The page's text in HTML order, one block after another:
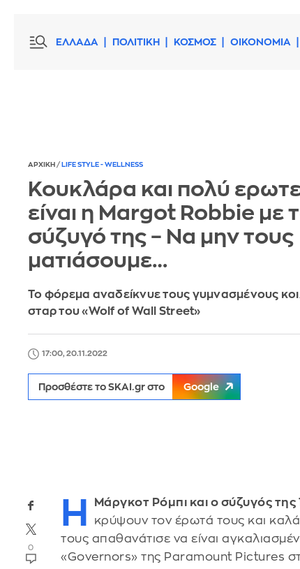
ΕΛΛΑΔΑ ΠΟΛΙΤΙΚΗ ΚΟΣΜΟΣ ΟΙΚΟΝΟΜΙΑ
ΑΡΧΙΚΗ / LIFE STYLE - WELLNESS
Κουκλάρα και πολύ
είναι η Margot Robbie με
σύζυγό της – Να μην τους
ματιάσουμε…
Το φόρεμα αναδείκνυε τους γυμνασμένους
σταρ του «Wolf of Wall Street»
17:00, 20.11.2022
Προσθέστε το SKAI.gr στο Google
0
Η Μάργκοτ Ρόμπι και ο σύζυγός
κρύψουν τον έρωτά τους και
τους απαθανάτισε να είναι
«Governors» της Paramount Pictures